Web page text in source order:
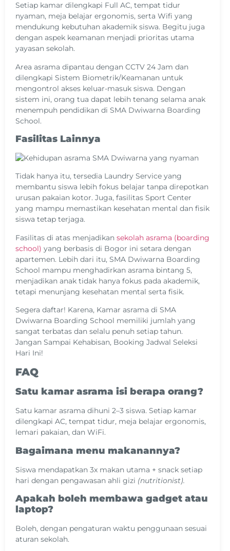
Setiap kamar dilengkapi Full AC, tempat tidur
nyaman, meja belajar ergonomis, serta Wifi yang
mendukung kebutuhan akademik siswa. Begitu juga
dengan aspek keamanan menjadi prioritas utama
yayasan sekolah.
Area asrama dipantau dengan CCTV 24 Jam dan
dilengkapi Sistem Biometrik/Keamanan untuk
mengontrol akses keluar-masuk siswa. Dengan
sistem ini, orang tua dapat lebih tenang selama anak
menempuh pendidikan di SMA Dwiwarna Boarding
School.
Fasilitas Lainnya
Tidak hanya itu, tersedia Laundry Service yang
membantu siswa lebih fokus belajar tanpa direpotkan
urusan pakaian kotor. Juga, fasilitas Sport Center
yang mampu memastikan kesehatan mental dan fisik
siswa tetap terjaga.
Fasilitas di atas menjadikan sekolah asrama (boarding
school) yang berbasis di Bogor ini setara dengan
apartemen. Lebih dari itu, SMA Dwiwarna Boarding
School mampu menghadirkan asrama bintang 5,
menjadikan anak tidak hanya fokus pada akademik,
tetapi menunjang kesehatan mental serta fisik.
Segera daftar! Karena, Kamar asrama di SMA
Dwiwarna Boarding School memiliki jumlah yang
sangat terbatas dan selalu penuh setiap tahun.
Jangan Sampai Kehabisan, Booking Jadwal Seleksi
Hari Ini!
FAQ
Satu kamar asrama isi berapa orang?
Satu kamar asrama dihuni 2–3 siswa. Setiap kamar
dilengkapi AC, tempat tidur, meja belajar ergonomis,
lemari pakaian, dan WiFi.
Bagaimana menu makanannya?
Siswa mendapatkan 3x makan utama + snack setiap
hari dengan pengawasan ahli gizi (nutritionist).
Apakah boleh membawa gadget atau
laptop?
Boleh, dengan pengaturan waktu penggunaan sesuai
aturan sekolah.